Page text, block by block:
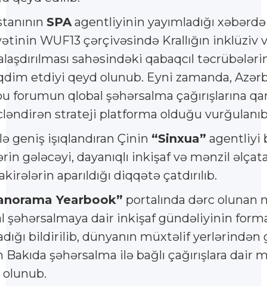
SPAagentliyinin yayımladığı
WUF13 çərçivəsində Krallığın inklüziv
sahəsindəki qabaqcıl
etdiyi qeyd olunub. Eyni zamanda,
forumun qlobal şəhərsalma çağırışlarına
strateji platforma olduğu
geniş işıqlandıran Çinin “Sinxua” agentliyi
gələcəyi, dayanıqlı inkişaf və mənzil
aparıldığı diqqətə çatdırılıb.
Yearbook” portalında dərc olunan
şəhərsalmaya dair inkişaf gündəliyinin
bildirilib, dünyanın müxtəlif yerlərindən
şəhərsalma ilə bağlı çağırışlara dair
olunub.